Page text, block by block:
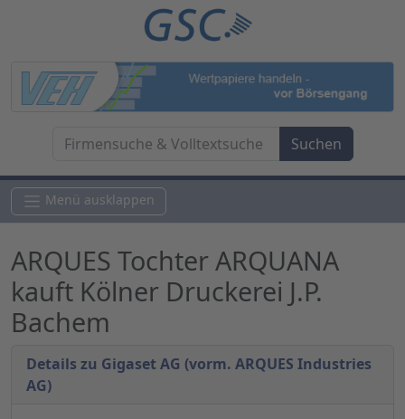
Menü ausklappen
ARQUES Tochter ARQUANA
kauft Kölner Druckerei J.P.
Bachem
Details zu Gigaset AG (vorm. ARQUES Industries
AG)